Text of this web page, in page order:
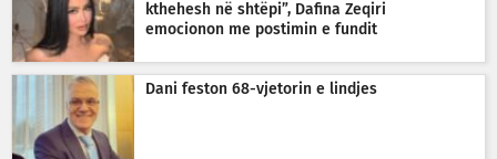
kthehesh në shtëpi”, Dafina Zeqiri
emocionon me postimin e fundit
Dani feston 68-vjetorin e lindjes